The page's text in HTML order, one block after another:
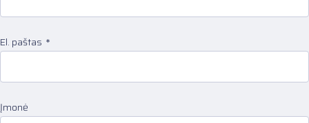
El. paštas
Įmonė